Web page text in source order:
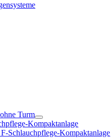
Turm
Kompaktanlage
Schlauchpflege-Kompaktanlage